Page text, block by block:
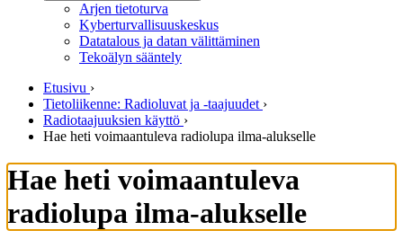
Arjen tietoturva
Kyberturvallisuuskeskus
Datatalous ja datan välittäminen
Tekoälyn sääntely
Etusivu ›
Tietoliikenne: Radioluvat ja -taajuudet ›
Radiotaajuuksien käyttö ›
Hae heti voimaantuleva radiolupa ilma-alukselle
Hae heti voimaantuleva
radiolupa ilma-alukselle